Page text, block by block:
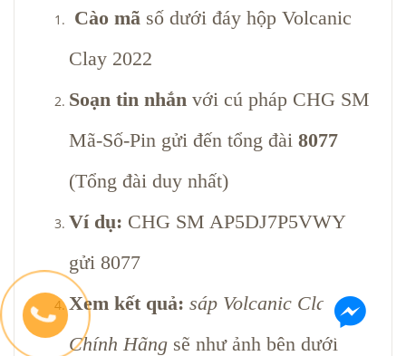
Cào mã số dưới đáy hộp Volcanic
Clay 2022
Soạn tin nhắn với cú pháp CHG SM
Mã-Số-Pin gửi đến tổng đài 8077
(Tổng đài duy nhất)
Ví dụ: CHG SM AP5DJ7P5VWY
gửi 8077
Xem kết quả: sáp Volcanic Clay
Chính Hãng sẽ như ảnh bên dưới